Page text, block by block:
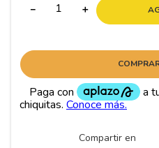
＋
－
Compartir en